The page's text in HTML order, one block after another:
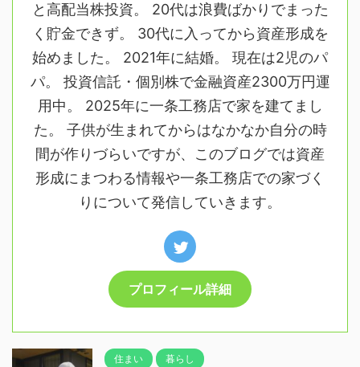
と高配当株投資。 20代は浪費ばかりでまった
く貯金できず。 30代に入ってから資産形成を
始めました。 2021年に結婚。 現在は2児のパ
パ。 投資信託・個別株で金融資産2300万円運
用中。 2025年に一条工務店で家を建てまし
た。 子供が生まれてからはなかなか自分の時
間が作りづらいですが、このブログでは資産
形成にまつわる情報や一条工務店での家づく
りについて発信していきます。
プロフィール詳細
住まい 暮らし